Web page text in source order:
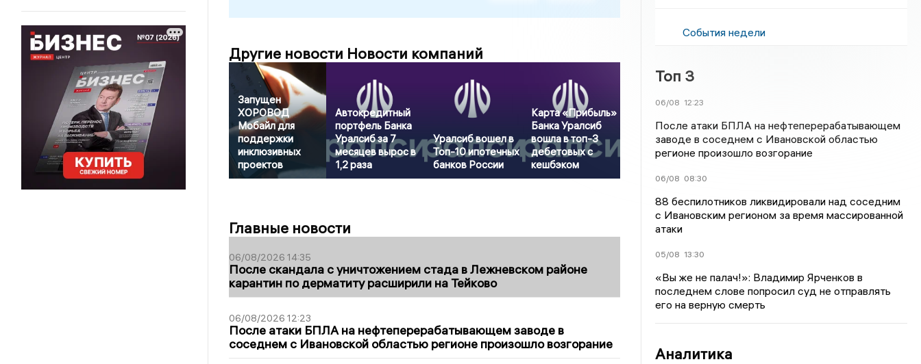
Другие новости Новости компаний
Запущен
ХОРОВОД
Мобайл для
поддержки
инклюзивных
проектов
Автокредитный
портфель Банка
Уралсиб за 7
месяцев вырос в
1,2 раза
Уралсиб вошел в
Топ-10 ипотечных
банков России
Карта «Прибыль»
Банка Уралсиб
вошла в топ-3
дебетовых с
кешбэком
Главные новости
06/08/2026 14:35
После скандала с уничтожением стада в Лежневском районе
карантин по дерматиту расширили на Тейково
06/08/2026 12:23
После атаки БПЛА на нефтеперерабатывающем заводе в
соседнем с Ивановской областью регионе произошло возгорание
События недели
Топ 3
06/08 12:23
После атаки БПЛА на нефтеперерабатывающем
заводе в соседнем с Ивановской областью
регионе произошло возгорание
06/08 08:30
88 беспилотников ликвидировали над соседним
с Ивановским регионом за время массированной
атаки
05/08 13:30
«Вы же не палач!»: Владимир Ярченков в
последнем слове попросил суд не отправлять
его на верную смерть
Аналитика